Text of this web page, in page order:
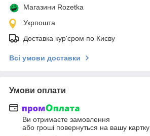
Магазини Rozetka
Укрпошта
Доставка кур'єром по Києву
Всі умови доставки
Умови оплати
Ви отримаєте замовлення
або гроші повернуться на вашу картку